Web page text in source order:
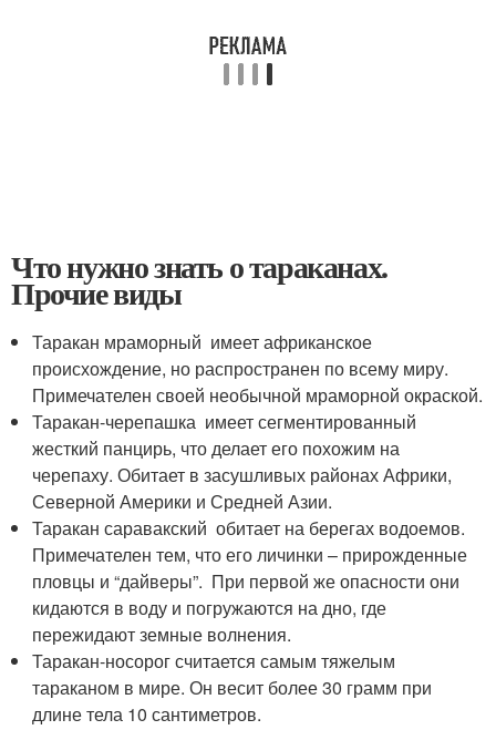
Что нужно знать о тараканах.
Прочие виды
Таракан мраморный имеет африканское
происхождение, но распространен по всему миру.
Примечателен своей необычной мраморной окраской.
Таракан-черепашка имеет сегментированный
жесткий панцирь, что делает его похожим на
черепаху. Обитает в засушливых районах Африки,
Северной Америки и Средней Азии.
Таракан саравакский обитает на берегах водоемов.
Примечателен тем, что его личинки – прирожденные
пловцы и “дайверы”. При первой же опасности они
кидаются в воду и погружаются на дно, где
пережидают земные волнения.
Таракан-носорог считается самым тяжелым
тараканом в мире. Он весит более 30 грамм при
длине тела 10 сантиметров.